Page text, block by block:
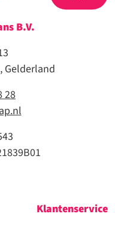
B.V.
Gelderland
28
Klantenservice